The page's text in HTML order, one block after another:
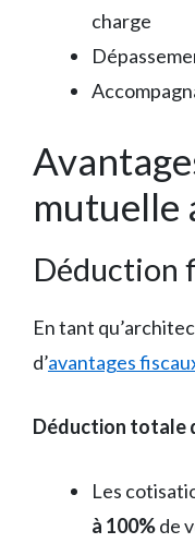
charge
mutuelle
Déduction
En tant
d’avantages
Déduction totale
Les
à 100%de